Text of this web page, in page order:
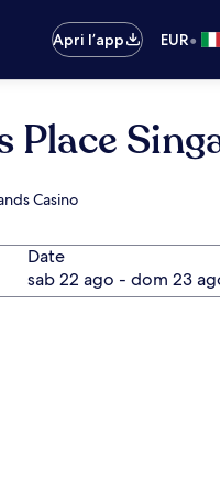
Apri l’app
EUR•
Place
Casino
Date